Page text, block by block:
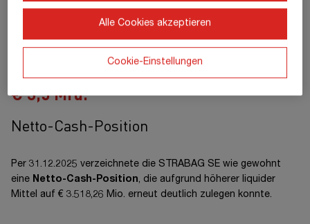
5.750,63 5.407,37
€3,5Mrd.
Netto-Cash-Position
Per 31.12.2025 verzeichnete die STRABAG SE wie gewohnt
eine Netto-Cash-Position, die aufgrund höherer liquider
Mittel auf € 3.518,26 Mio. erneut deutlich zulegen konnte.
Alle Cookies akzeptieren
Cookie-Einstellungen